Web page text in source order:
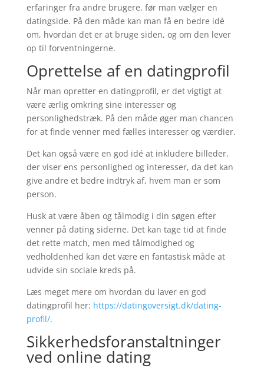
erfaringer fra andre brugere, før man vælger en
datingside. På den måde kan man få en bedre idé
om, hvordan det er at bruge siden, og om den lever
op til forventningerne.
Oprettelse af en datingprofil
Når man opretter en datingprofil, er det vigtigt at
være ærlig omkring sine interesser og
personlighedstræk. På den måde øger man chancen
for at finde venner med fælles interesser og værdier.
Det kan også være en god idé at inkludere billeder,
der viser ens personlighed og interesser, da det kan
give andre et bedre indtryk af, hvem man er som
person.
Husk at være åben og tålmodig i din søgen efter
venner på dating siderne. Det kan tage tid at finde
det rette match, men med tålmodighed og
vedholdenhed kan det være en fantastisk måde at
udvide sin sociale kreds på.
Læs meget mere om hvordan du laver en god
datingprofil her: https://datingoversigt.dk/dating-
profil/.
Sikkerhedsforanstaltninger
ved online dating